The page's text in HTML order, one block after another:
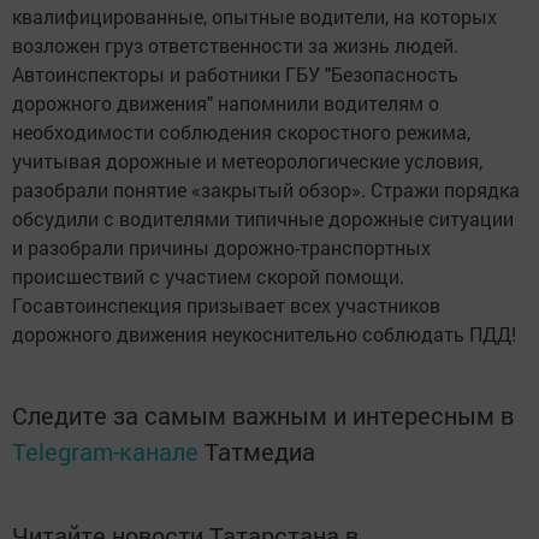
квалифицированные, опытные водители, на которых
возложен груз ответственности за жизнь людей.
Автоинспекторы и работники ГБУ "Безопасность
дорожного движения" напомнили водителям о
необходимости соблюдения скоростного режима,
учитывая дорожные и метеорологические условия,
разобрали понятие «закрытый обзор». Стражи порядка
обсудили с водителями типичные дорожные ситуации
и разобрали причины дорожно-транспортных
происшествий с участием скорой помощи.
Госавтоинспекция призывает всех участников
дорожного движения неукоснительно соблюдать ПДД!
Следите за самым важным и интересным в
Telegram-канале Татмедиа